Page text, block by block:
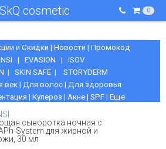
SkQ cosmetic 0
и Скидки | Новости | Промокод
| EVASION | iSOV
| SKIN SAFE | STORYDERM
век | Для волос | Для здоровья
| Купероз | Акне | SPF | Еще
сыворотка ночная с
System для жирной и
30 мл